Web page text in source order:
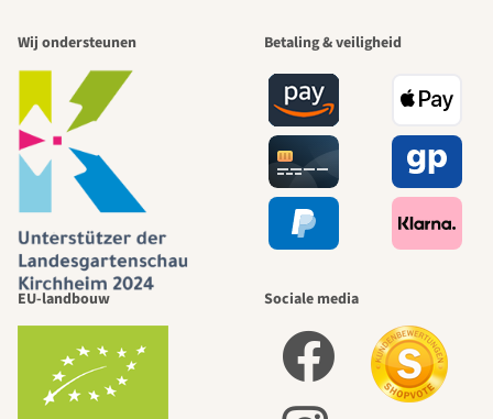
Wij ondersteunen Betaling & veiligheid
EU-landbouw Sociale media